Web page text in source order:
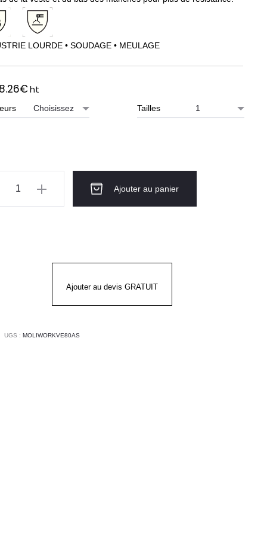
LOURDE • SOUDAGE • MEULAGE
€ht
Tailles
Ajouter au panier
Ajouter au devis GRATUIT
UGS : MOLIWORKVE80AS